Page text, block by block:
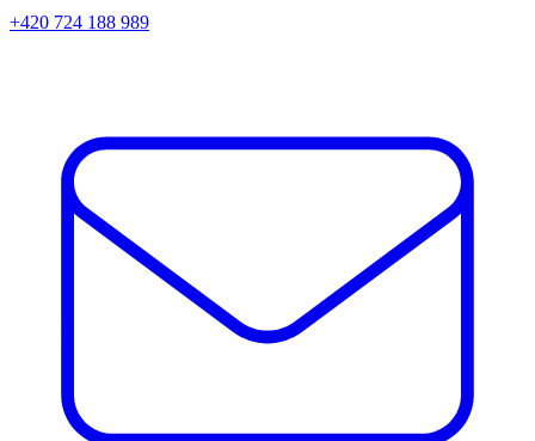
+420 724 188 989